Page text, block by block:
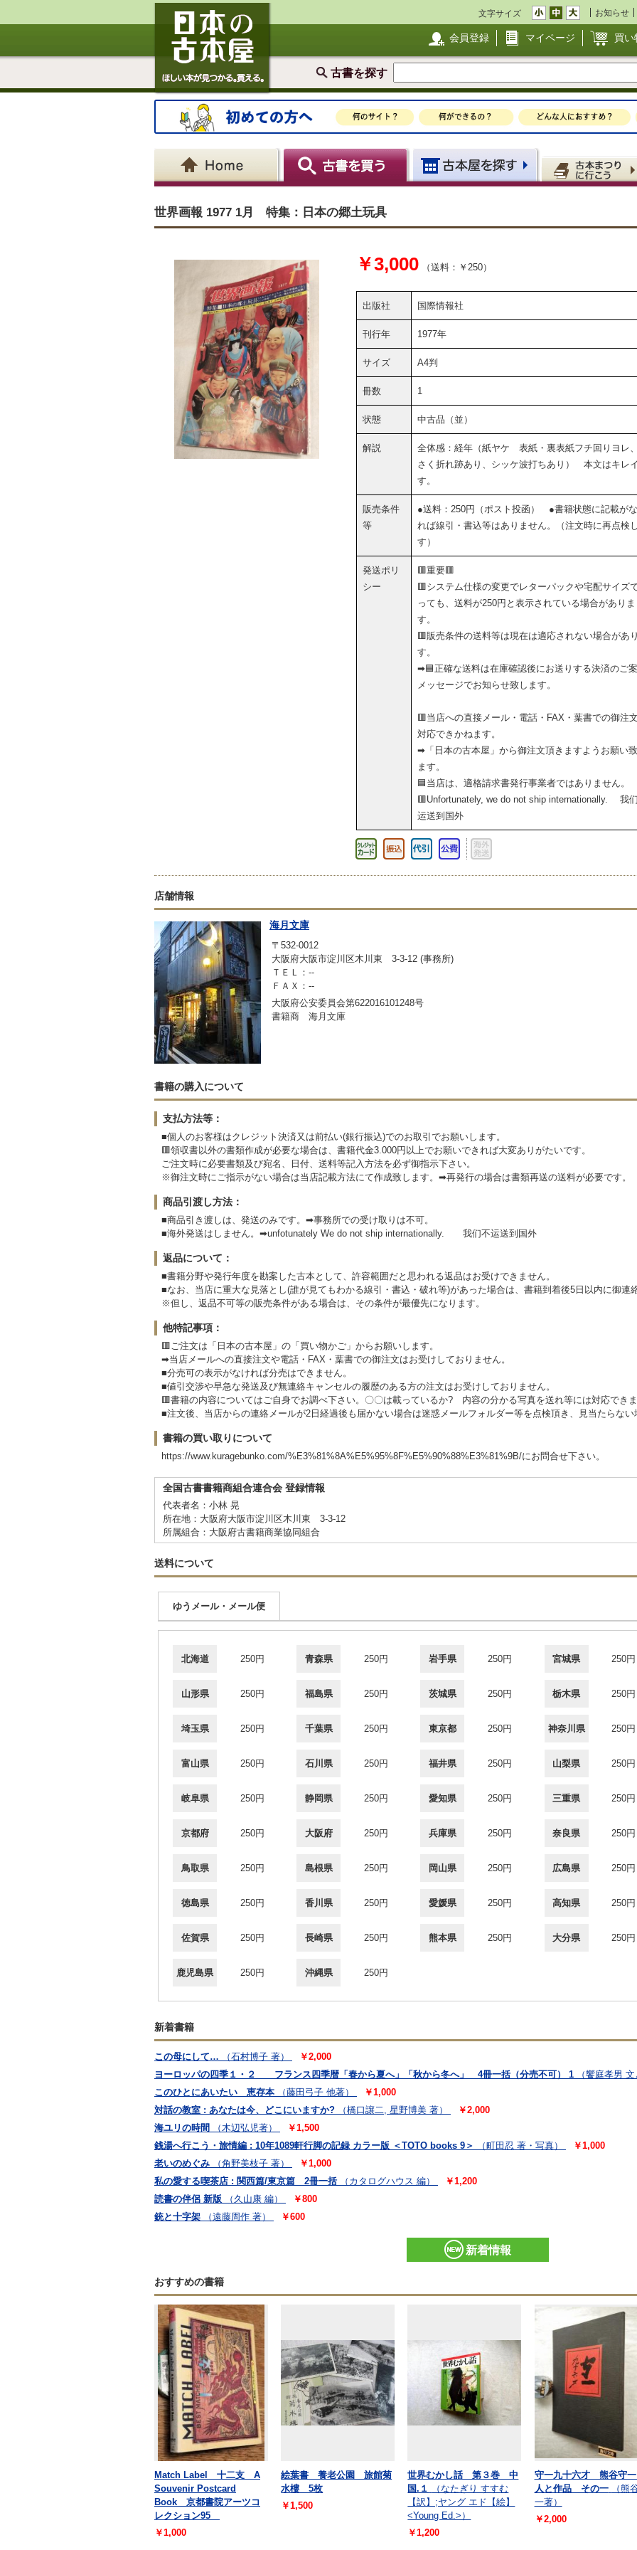
文字サイズ お知らせ
会員登録 マイページ 買い
古書を探す
世界画報 1977 1月 特集：日本の郷土玩具
￥3,000 （送料：￥250）
出版社 国際情報社
刊行年 1977年
サイズ A4判
冊数 1
状態 中古品（並）
解説
全体感：経年（紙ヤケ 表紙・裏表紙フチ回りヨレ
さく折れ跡あり、シッケ波打ちあり） 本文はキレ
す。
販売条件
等
●送料：250円（ポスト投函） ●書籍状態に記載が
れば線引・書込等はありません。（注文時に再点検
す）
発送ポリ
シー
🟥重要🟥
🟥システム仕様の変更でレターパックや宅配サイズ
っても、送料が250円と表示されている場合がありま
す。
🟥販売条件の送料等は現在は適応されない場合があ
す。
➡🟦正確な送料は在庫確認後にお送りする決済のご
メッセージでお知らせ致します。
🟥当店への直接メール・電話・FAX・葉書での御注
対応できかねます。
➡「日本の古本屋」から御注文頂きますようお願い
ます。
🟦当店は、適格請求書発行事業者ではありません。
🟥Unfortunately, we do not ship internationally. 我
运送到国外
店舗情報
海月文庫
〒532-0012
大阪府大阪市淀川区木川東 3-3-12 (事務所)
ＴＥＬ：--
ＦＡＸ：--
大阪府公安委員会第622016101248号
書籍商 海月文庫
書籍の購入について
支払方法等：
■個人のお客様はクレジット決済又は前払い(銀行振込)でのお取引でお願いします。
🟥領収書以外の書類作成が必要な場合は、書籍代金3.000円以上でお願いできれば大変ありがたいです。
ご注文時に必要書類及び宛名、日付、送料等記入方法を必ず御指示下さい。
※御注文時にご指示がない場合は当店記載方法にて作成致します。➡再発行の場合は書類再送の送料が必要です。
商品引渡し方法：
■商品引き渡しは、発送のみです。➡事務所での受け取りは不可。
■海外発送はしません。➡unfotunately We do not ship internationally. 我们不运送到国外
返品について：
■書籍分野や発行年度を勘案した古本として、許容範囲だと思われる返品はお受けできません。
■なお、当店に重大な見落とし(誰が見てもわかる線引・書込・破れ等)があった場合は、書籍到着後5日以内に御連
※但し、返品不可等の販売条件がある場合は、その条件が最優先になります。
他特記事項：
🟥ご注文は「日本の古本屋」の「買い物かご」からお願いします。
➡当店メールへの直接注文や電話・FAX・葉書での御注文はお受けしておりません。
■分売可の表示がなければ分売はできません。
■値引交渉や早急な発送及び無連絡キャンセルの履歴のある方の注文はお受けしておりません。
🟥書籍の内容についてはご自身でお調べ下さい。〇〇は載っているか? 内容の分かる写真を送れ等には対応できま
■注文後、当店からの連絡メールが2日経過後も届かない場合は迷惑メールフォルダー等を点検頂き、見当たらない
書籍の買い取りについて
https://www.kuragebunko.com/%E3%81%8A%E5%95%8F%E5%90%88%E3%81%9B/にお問合せ下さい。
全国古書書籍商組合連合会 登録情報
代表者名：小林 晃
所在地：大阪府大阪市淀川区木川東 3-3-12
所属組合：大阪府古書籍商業協同組合
送料について
ゆうメール・メール便
北海道 250円 青森県 250円 岩手県 250円 宮城県 250円
山形県 250円 福島県 250円 茨城県 250円 栃木県 250円
埼玉県 250円 千葉県 250円 東京都 250円 神奈川県 250円
富山県 250円 石川県 250円 福井県 250円 山梨県 250円
岐阜県 250円 静岡県 250円 愛知県 250円 三重県 250円
京都府 250円 大阪府 250円 兵庫県 250円 奈良県 250円
鳥取県 250円 島根県 250円 岡山県 250円 広島県 250円
徳島県 250円 香川県 250円 愛媛県 250円 高知県 250円
佐賀県 250円 長崎県 250円 熊本県 250円 大分県 250円
鹿児島県 250円 沖縄県 250円
新着書籍
この母にして… （石村博子 著）
￥2,000
ヨーロッパの四季１・２ フランス四季暦「春から夏へ」「秋から冬へ」 4冊一括（分売不可） 1
（饗庭孝男 文
このひとにあいたい 恵存本
（藤田弓子 他著）
￥1,000
対話の教室 : あなたは今、どこにいますか?
（橋口譲二, 星野博美 著）
￥2,000
海ユリの時間
（木辺弘児著）
￥1,500
銭湯へ行こう・旅情編 : 10年1089軒行脚の記録 カラー版 ＜TOTO books 9＞
（町田忍 著・写真）
￥1,000
老いのめぐみ
（角野美枝子 著）
￥1,000
私の愛する喫茶店 : 関西篇/東京篇 2冊一括
（カタログハウス 編）
￥1,200
読書の伴侶 新版
（久山康 編）
￥800
銃と十字架
（遠藤周作 著） ￥600
新着情報
おすすめの書籍
Match Label 十二支 A
Souvenir Postcard
Book 京都書院アーツコ
レクション95
￥1,000
絵葉書 養老公園 旅館菊
水樓 5枚
￥1,500
世界むかし話 第３巻 中
国.１
（なたぎり すすむ
【訳】;ヤング エド【絵】
<Young Ed.>）
￥1,200
守一九十六才 熊谷守
人と作品 その一
（熊
一著）
￥2,000